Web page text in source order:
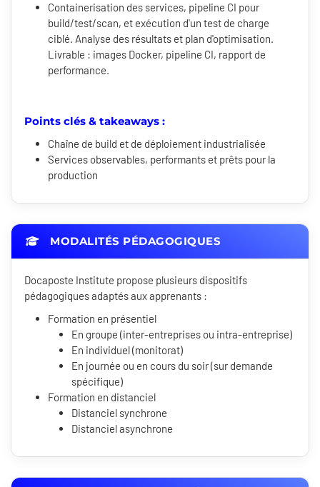
Containerisation des services, pipeline CI pour
build/test/scan, et exécution d'un test de charge
ciblé. Analyse des résultats et plan d'optimisation.
Livrable : images Docker, pipeline CI, rapport de
performance.
Points clés & takeaways :
Chaîne de build et de déploiement industrialisée
Services observables, performants et prêts pour la
production
MODALITÉS PÉDAGOGIQUES
Docaposte Institute propose plusieurs dispositifs
pédagogiques adaptés aux apprenants :
Formation en présentiel
En groupe (inter-entreprises ou intra-entreprise)
En individuel (monitorat)
En journée ou en cours du soir (sur demande
spécifique)
Formation en distanciel
Distanciel synchrone
Distanciel asynchrone